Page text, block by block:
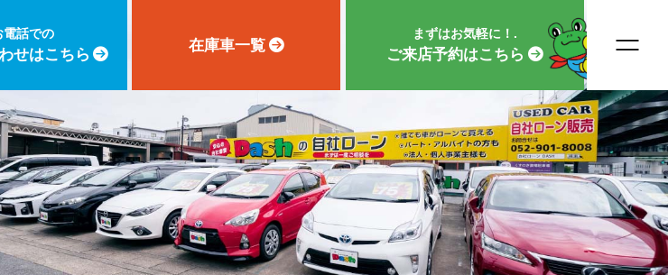
電話での
せはこちら
在庫車一覧
まずはお気軽に！.
ご来店予約はこちら